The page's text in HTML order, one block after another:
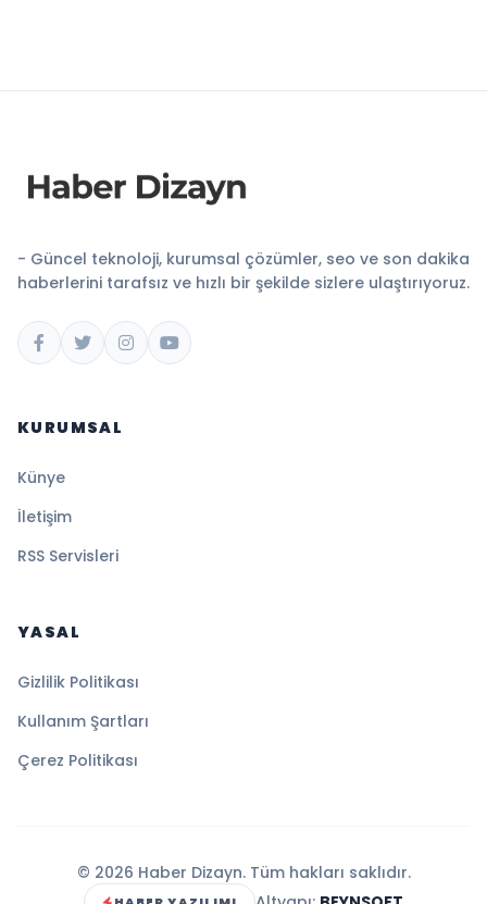
- Güncel teknoloji, kurumsal çözümler, seo ve son dakika
haberlerini tarafsız ve hızlı bir şekilde sizlere ulaştırıyoruz.
KURUMSAL
Künye
İletişim
RSS Servisleri
YASAL
Gizlilik Politikası
Kullanım Şartları
Çerez Politikası
© 2026 Haber Dizayn. Tüm hakları saklıdır.